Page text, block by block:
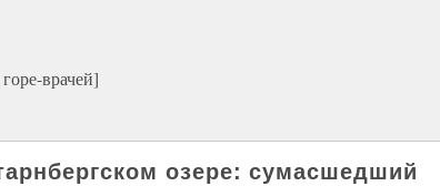
врачей]
озере: сумасшедший